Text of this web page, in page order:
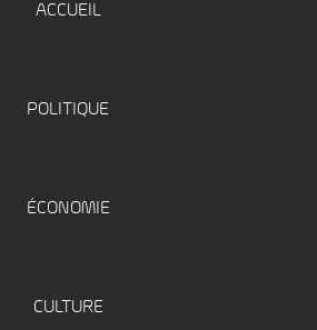
ACCUEIL
POLITIQUE
ÉCONOMIE
CULTURE